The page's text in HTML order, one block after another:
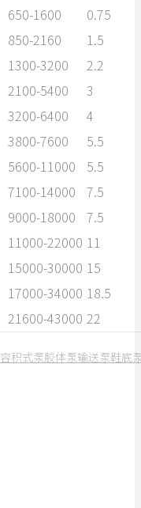
650-1600
0.75
850-2160
1.5
1300-3200
2.2
2100-5400
3
3200-6400
4
3800-7600
5.5
5600-11000
5.5
7100-14000
7.5
9000-18000
7.5
11000-22000 11
15000-30000 15
17000-34000 18.5
21600-43000 22
容积式泵胶体泵输送泵鞋底